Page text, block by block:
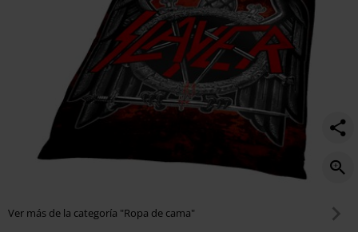
Ver más de la categoría "Ropa de cama"